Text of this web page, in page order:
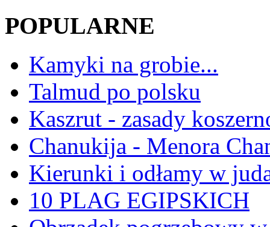
POPULARNE
Kamyki na grobie...
Talmud po polsku
Kaszrut - zasady
Chanukija - Menora
Kierunki i odłamy w
10 PLAG EGIPSKICH